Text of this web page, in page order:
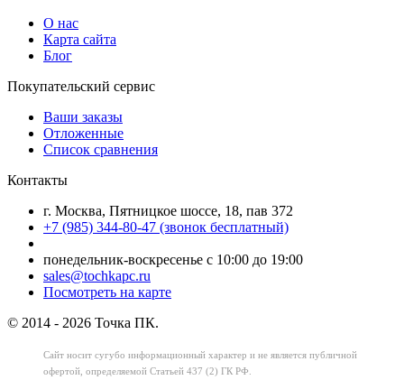
О нас
Карта сайта
Блог
Покупательский сервис
Ваши заказы
Отложенные
Список сравнения
Контакты
г. Москва, Пятницкое шоссе, 18, пав 372
+7 (985) 344-80-47 (звонок бесплатный)
понедельник-воскресенье с 10:00 до 19:00
sales@tochkapc.ru
Посмотреть на карте
© 2014 - 2026 Точка ПК.
Сайт носит сугубо информационный характер и не является публичной
офертой, определяемой Статьей 437 (2) ГК РФ.